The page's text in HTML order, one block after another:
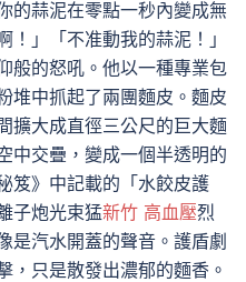
的蒜泥在零點一秒內變成無
」「不准動我的蒜泥！」
般的怒吼。他以一種專業包
堆中抓起了兩團麵皮。麵皮
擴大成直徑三公尺的巨大麵
中交疊，變成一個半透明的
笈》中記載的「水餃皮護
子炮光束猛新竹 高血壓烈
是汽水開蓋的聲音。護盾劇
，只是散發出濃郁的麵香。